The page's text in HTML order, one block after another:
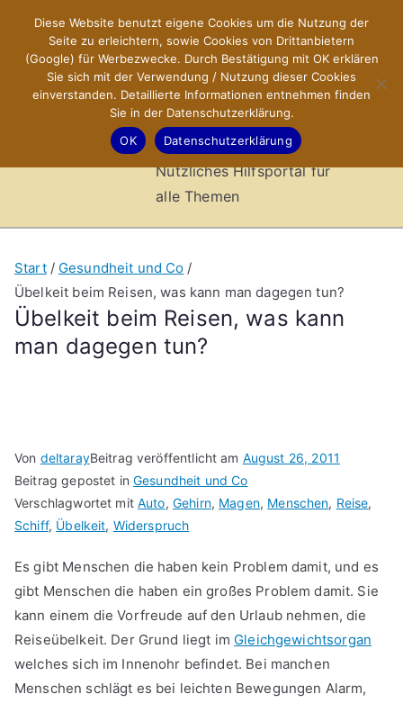
springen
X-Sites.de
–
Hilfsportal
Nützliches Hilfsportal für
alle Themen
Übelkeit beim Reisen, was kann
man dagegen tun?
Start
Gesundheit und Co
Übelkeit beim Reisen, was kann man dagegen tun?
Von deltarayBeitrag veröffentlicht am August 26, 2011
Beitrag gepostet inGesundheit und Co
Verschlagwortet mitAuto, Gehirn, Magen, Menschen, Reise,
Schiff, Übelkeit, Widerspruch
Es gibt Menschen die haben kein Problem damit, und es
gibt Menschen die haben ein großes Problem damit. Sie
kann einem die Vorfreude auf den Urlaub nehmen, die
Reiseübelkeit. Der Grund liegt im Gleichgewichtsorgan
welches sich im Innenohr befindet. Bei manchen
Menschen schlägt es bei leichten Bewegungen Alarm,
Diese Website benutzt eigene Cookies um die Nutzung der
Seite zu erleichtern, sowie Cookies von Drittanbietern
(Google) für Werbezwecke. Durch Bestätigung mit OK erklären
Sie sich mit der Verwendung / Nutzung dieser Cookies
einverstanden. Detaillierte Informationen entnehmen finden
Sie in der Datenschutzerklärung.
OK
Datenschutzerklärung